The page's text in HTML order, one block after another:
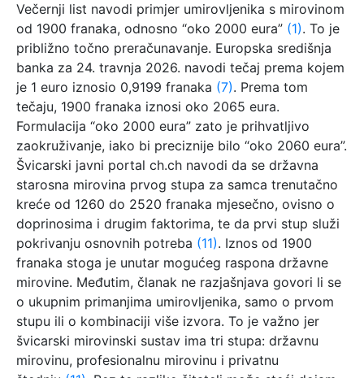
Večernji list navodi primjer umirovljenika s mirovinom
od 1900 franaka, odnosno “oko 2000 eura” (1). To je
približno točno preračunavanje. Europska središnja
banka za 24. travnja 2026. navodi tečaj prema kojem
je 1 euro iznosio 0,9199 franaka (7). Prema tom
tečaju, 1900 franaka iznosi oko 2065 eura.
Formulacija “oko 2000 eura” zato je prihvatljivo
zaokruživanje, iako bi preciznije bilo “oko 2060 eura”.
Švicarski javni portal ch.ch navodi da se državna
starosna mirovina prvog stupa za samca trenutačno
kreće od 1260 do 2520 franaka mjesečno, ovisno o
doprinosima i drugim faktorima, te da prvi stup služi
pokrivanju osnovnih potreba (11). Iznos od 1900
franaka stoga je unutar mogućeg raspona državne
mirovine. Međutim, članak ne razjašnjava govori li se
o ukupnim primanjima umirovljenika, samo o prvom
stupu ili o kombinaciji više izvora. To je važno jer
švicarski mirovinski sustav ima tri stupa: državnu
mirovinu, profesionalnu mirovinu i privatnu